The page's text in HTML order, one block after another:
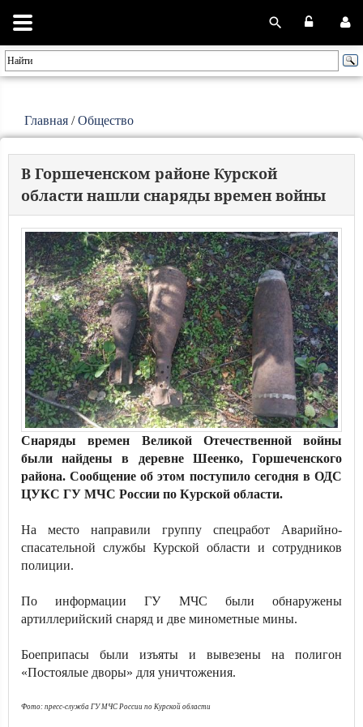
Главная /Общество
В Горшеченском районе Курской
области нашли снаряды времен войны
Снаряды времен Великой Отечественной войны
были найдены в деревне Шеенко, Горшеченского
района. Сообщение об этом поступило сегодня в ОДС
ЦУКС ГУ МЧС России по Курской области.
На место направили группу спецработ Аварийно-
спасательной службы Курской области и сотрудников
полиции.
По информации ГУ МЧС были обнаружены
артиллерийский снаряд и две минометные мины.
Боеприпасы были изъяты и вывезены на полигон
«Постоялые дворы» для уничтожения.
Фото: пресс-служба ГУ МЧС России по Курской области